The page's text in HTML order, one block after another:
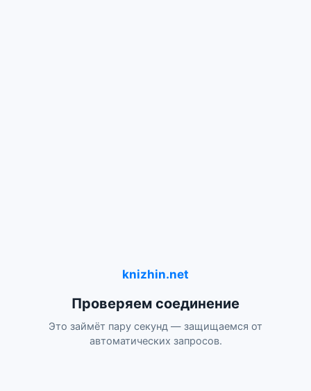
knizhin.net
Проверяем соединение
Это займёт пару секунд — защищаемся от
автоматических запросов.